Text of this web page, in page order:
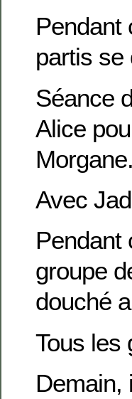
Pendant
partis se
Séance
Alice
Morgane.
Avec
Pendant
groupe
douché
Tous les
Demain,